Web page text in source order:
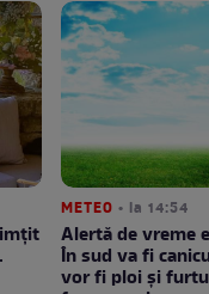
METEO • la 14:54
Alertă de vreme
În sud va fi
vor fi ploi și